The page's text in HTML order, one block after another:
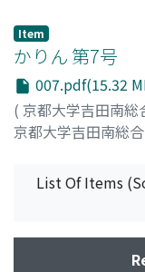
Item
かりん 第7号
007.pdf(15.32
( 京都大学吉田南総
京都大学吉田南総
List Of Items